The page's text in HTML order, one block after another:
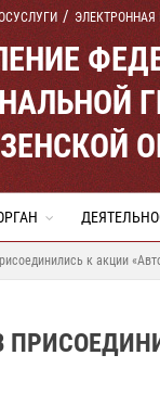
к акции